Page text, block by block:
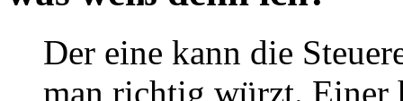
Der eine kann die
man richtig würzt. Einer